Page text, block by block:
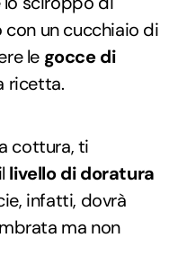
con un cucchiaio di
le gocce di
ricetta.
cottura, ti
livello di doratura
infatti, dovrà
ma non